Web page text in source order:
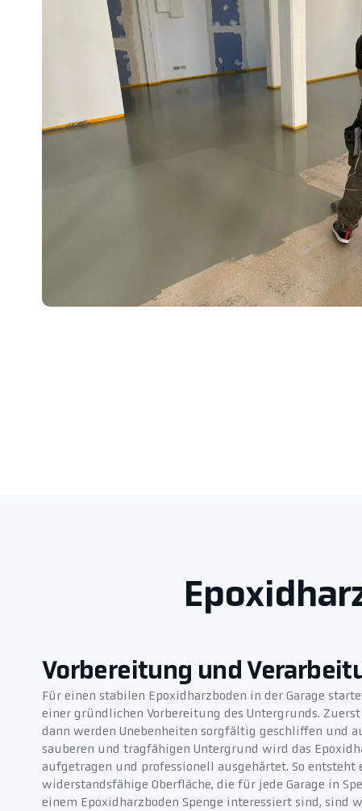
Vorbereitung und
Für einen stabilen Epoxidharzboden in der Garage
einer gründlichen Vorbereitung des Untergrunds.
dann werden Unebenheiten sorgfältig geschliffen und
sauberen und tragfähigen Untergrund wird das
aufgetragen und professionell ausgehärtet. So entsteht
widerstandsfähige Oberfläche, die für jede Garage in
einem Epoxidharzboden Spenge interessiert sind, sind